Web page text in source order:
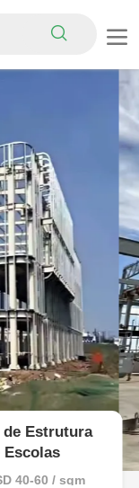
de Estrutura
40-60 / sqm